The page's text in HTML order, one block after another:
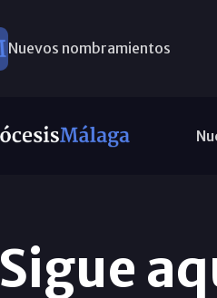
Nuevos nombramientos
Sigue